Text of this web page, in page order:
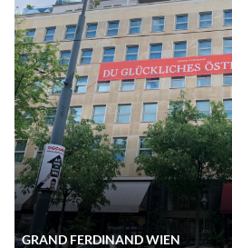
GRAND FERDINAND WIEN